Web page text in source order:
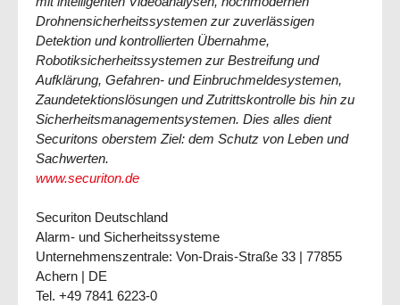
Drohnensicherheitssystemen zur zuverlässigen
Detektion und kontrollierten Übernahme,
Robotiksicherheitssystemen zur Bestreifung und
Aufklärung, Gefahren- und Einbruchmeldesystemen,
Zaundetektionslösungen und Zutrittskontrolle bis hin zu
Sicherheitsmanagementsystemen. Dies alles dient
Securitons oberstem Ziel: dem Schutz von Leben und
Sachwerten.
www.securiton.de
Securiton Deutschland
Alarm- und Sicherheitssysteme
Unternehmenszentrale: Von-Drais-Straße 33 | 77855
Achern | DE
Tel. +49 7841 6223-0